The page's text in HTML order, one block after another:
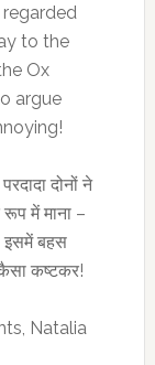
to the
Ox
argue
दोनों ने
में माना –
इसमें बहस
कष्टकर!
Natalia